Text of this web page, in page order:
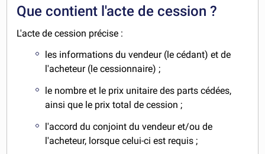
Que contient l'acte de cession ?
L'acte de cession précise :
les informations du vendeur (le cédant) et de
l'acheteur (le cessionnaire) ;
le nombre et le prix unitaire des parts cédées,
ainsi que le prix total de cession ;
l'accord du conjoint du vendeur et/ou de
l'acheteur, lorsque celui-ci est requis ;